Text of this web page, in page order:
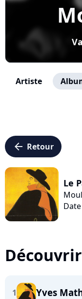
Artiste
arrow_left Retour
Le
1 Yves